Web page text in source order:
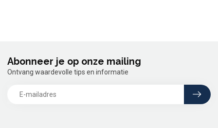
Abonneer je op onze mailing
Ontvang waardevolle tips en informatie